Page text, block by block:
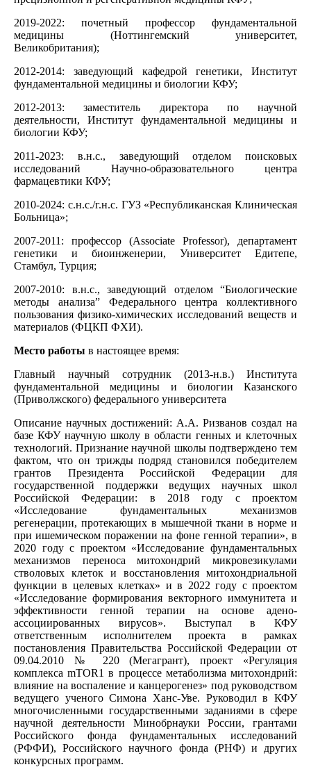
2019-2022: почетный профессор фундаментальной
медицины (Ноттингемский университет,
Великобритания);
2012-2014: заведующий кафедрой генетики, Институт
фундаментальной медицины и биологии КФУ;
2012-2013: заместитель директора по научной
деятельности, Институт фундаментальной медицины и
биологии КФУ;
2011-2023: в.н.с., заведующий отделом поисковых
исследований Научно-образовательного центра
фармацевтики КФУ;
2010-2024: с.н.с./г.н.с. ГУЗ «Республиканская Клиническая
Больница»;
2007-2011: профессор (Associate Professor), департамент
генетики и биоинженерии, Университет Едитепе,
Стамбул, Турция;
2007-2010: в.н.с., заведующий отделом “Биологические
методы анализа” Федерального центра коллективного
пользования физико-химических исследований веществ и
материалов (ФЦКП ФХИ).
Место работы в настоящее время:
Главный научный сотрудник (2013-н.в.) Института
фундаментальной медицины и биологии Казанского
(Приволжского) федерального университета
Описание научных достижений: А.А. Ризванов создал на
базе КФУ научную школу в области генных и клеточных
технологий. Признание научной школы подтверждено тем
фактом, что он трижды подряд становился победителем
грантов Президента Российской Федерации для
государственной поддержки ведущих научных школ
Российской Федерации: в 2018 году с проектом
«Исследование фундаментальных механизмов
регенерации, протекающих в мышечной ткани в норме и
при ишемическом поражении на фоне генной терапии», в
2020 году с проектом «Исследование фундаментальных
механизмов переноса митохондрий микровезикулами
стволовых клеток и восстановления митохондриальной
функции в целевых клетках» и в 2022 году с проектом
«Исследование формирования векторного иммунитета и
эффективности генной терапии на основе адено-
ассоциированных вирусов». Выступал в КФУ
ответственным исполнителем проекта в рамках
постановления Правительства Российской Федерации от
09.04.2010 № 220 (Мегагрант), проект «Регуляция
комплекса mTOR1 в процессе метаболизма митохондрий:
влияние на воспаление и канцерогенез» под руководством
ведущего ученого Симона Ханс-Уве. Руководил в КФУ
многочисленными государственными заданиями в сфере
научной деятельности Минобрнауки России, грантами
Российского фонда фундаментальных исследований
(РФФИ), Российского научного фонда (РНФ) и других
конкурсных программ.